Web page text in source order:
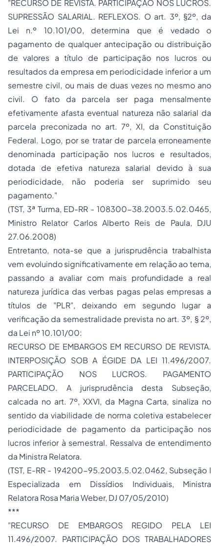
"RECURSO DE REVISTA. PARTICIPAÇÃO NOS LUCROS.
SUPRESSÃO SALARIAL. REFLEXOS. O art. 3º, §2º, da
Lei n.º 10.101/00, determina que é vedado o
pagamento de qualquer antecipação ou distribuição
de valores a título de participação nos lucros ou
resultados da empresa em periodicidade inferior a um
semestre civil, ou mais de duas vezes no mesmo ano
civil. O fato da parcela ser paga mensalmente
efetivamente afasta eventual natureza não salarial da
parcela preconizada no art. 7º, XI, da Constituição
Federal. Logo, por se tratar de parcela erroneamente
denominada participação nos lucros e resultados,
dotada de efetiva natureza salarial devido à sua
periodicidade, não poderia ser suprimido seu
pagamento."
(TST, 3ª Turma, ED-RR - 108300-38.2003.5.02.0465,
Ministro Relator Carlos Alberto Reis de Paula, DJU
27.06.2008)
Entretanto, nota-se que a jurisprudência trabalhista
vem evoluindo significativamente em relação ao tema,
passando a avaliar com mais profundidade a real
natureza jurídica das verbas pagas pelas empresas a
títulos de "PLR", deixando em segundo lugar a
verificação da semestralidade prevista no art. 3º, § 2º,
da Lei nº 10.101/00:
RECURSO DE EMBARGOS EM RECURSO DE REVISTA.
INTERPOSIÇÃO SOB A ÉGIDE DA LEI 11.496/2007.
PARTICIPAÇÃO NOS LUCROS. PAGAMENTO
PARCELADO. A jurisprudência desta Subseção,
calcada no art. 7º, XXVI, da Magna Carta, sinaliza no
sentido da viabilidade de norma coletiva estabelecer
periodicidade de pagamento da participação nos
lucros inferior à semestral. Ressalva de entendimento
da Ministra Relatora.
(TST, E-RR - 194200-95.2003.5.02.0462, Subseção I
Especializada em Dissídios Individuais, Ministra
Relatora Rosa Maria Weber, DJ 07/05/2010)
***
"RECURSO DE EMBARGOS REGIDO PELA LEI
11.496/2007. PARTICIPAÇÃO DOS TRABALHADORES